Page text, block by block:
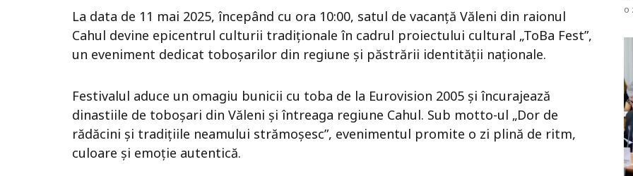
La data de 11 mai 2025, începând cu ora 10:00, satul de vacanță Văleni din raionul
Cahul devine epicentrul culturii tradiționale în cadrul proiectului cultural „ToBa Fest”,
un eveniment dedicat toboșarilor din regiune și păstrării identității naționale.
Festivalul aduce un omagiu bunicii cu toba de la Eurovision 2005 și încurajează
dinastiile de toboșari din Văleni și întreaga regiune Cahul. Sub motto-ul „Dor de
rădăcini și tradițiile neamului strămoșesc”, evenimentul promite o zi plină de ritm,
culoare și emoție autentică.
o